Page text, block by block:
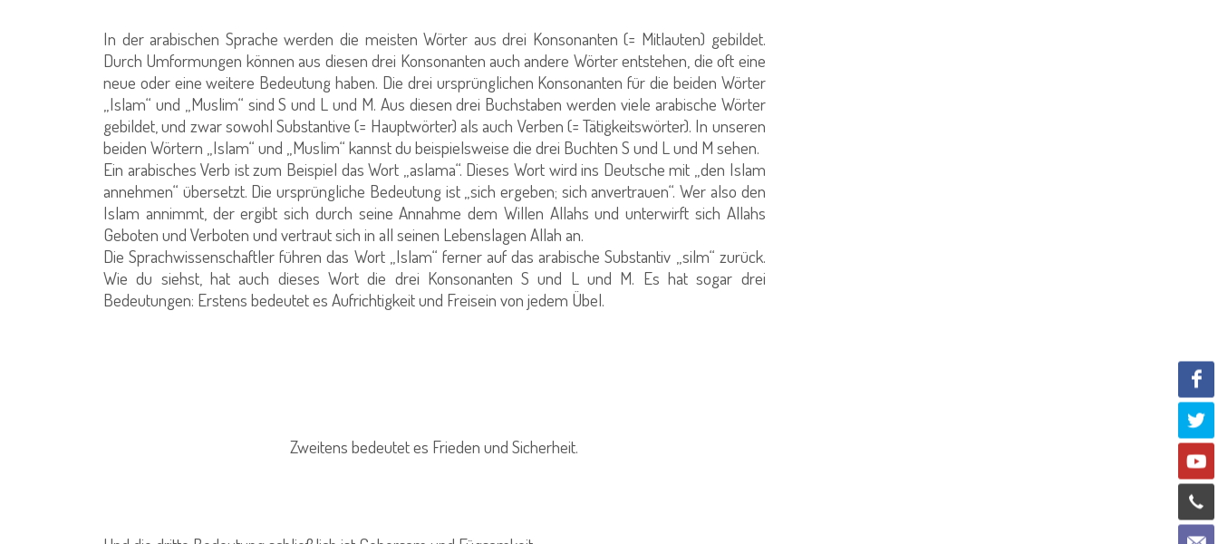
In der arabischen Sprache werden die meisten Wörter aus drei Konsonanten (= Mitlauten) gebildet.
Durch Umformungen können aus diesen drei Konsonanten auch andere Wörter entstehen, die oft eine
neue oder eine weitere Bedeutung haben. Die drei ursprünglichen Konsonanten für die beiden Wörter
„Islam“ und „Muslim“ sind S und L und M. Aus diesen drei Buchstaben werden viele arabische Wörter
gebildet, und zwar sowohl Substantive (= Hauptwörter) als auch Verben (= Tätigkeitswörter). In unseren
beiden Wörtern „Islam“ und „Muslim“ kannst du beispielsweise die drei Buchten S und L und M sehen.
Ein arabisches Verb ist zum Beispiel das Wort „aslama“. Dieses Wort wird ins Deutsche mit „den Islam
annehmen“ übersetzt. Die ursprüngliche Bedeutung ist „sich ergeben; sich anvertrauen“. Wer also den
Islam annimmt, der ergibt sich durch seine Annahme dem Willen Allahs und unterwirft sich Allahs
Geboten und Verboten und vertraut sich in all seinen Lebenslagen Allah an.
Die Sprachwissenschaftler führen das Wort „Islam“ ferner auf das arabische Substantiv „silm“ zurück.
Wie du siehst, hat auch dieses Wort die drei Konsonanten S und L und M. Es hat sogar drei
Bedeutungen: Erstens bedeutet es Aufrichtigkeit und Freisein von jedem Übel.
Zweitens bedeutet es Frieden und Sicherheit.